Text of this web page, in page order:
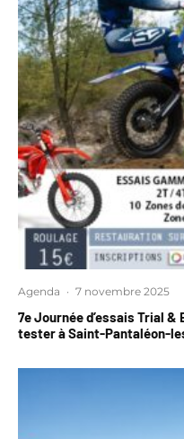
Agenda · 7 novembre 2025
7e Journée d’essais Trial &
tester à Saint-Pantaléon-